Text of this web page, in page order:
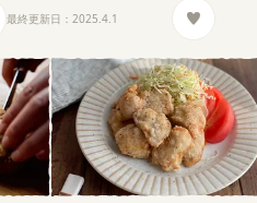
最終更新日： 2025.4.1